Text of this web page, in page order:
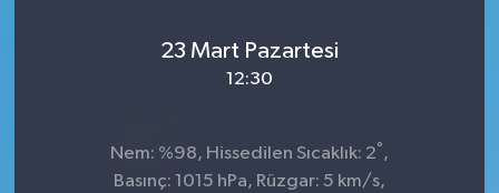
23 Mart Pazartesi
12:30
Nem: %98, Hissedilen Sıcaklık: 2° ,
Basınç: 1015 hPa, Rüzgar: 5 km/s,